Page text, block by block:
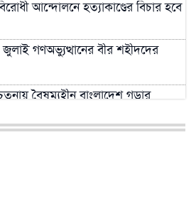
আন্দোলনে হত্যাকাণ্ডের বিচার হবে
জুলাই গণঅভ্যুত্থানের বীর শহীদদের
বৈষম্যহীন বাংলাদেশ গড়ার